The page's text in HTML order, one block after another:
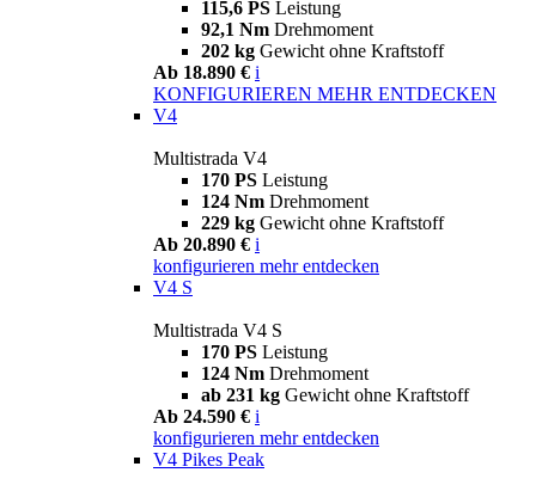
115,6 PS Leistung
92,1 Nm Drehmoment
202 kg Gewicht ohne Kraftstoff
Ab 18.890 € i
KONFIGURIEREN MEHR ENTDECKEN
V4
Multistrada V4
170 PS Leistung
124 Nm Drehmoment
229 kg Gewicht ohne Kraftstoff
Ab 20.890 € i
konfigurieren mehr entdecken
V4 S
Multistrada V4 S
170 PS Leistung
124 Nm Drehmoment
ab 231 kg Gewicht ohne Kraftstoff
Ab 24.590 € i
konfigurieren mehr entdecken
V4 Pikes Peak